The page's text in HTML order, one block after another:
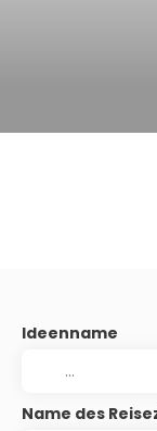
Ideenname
Name des